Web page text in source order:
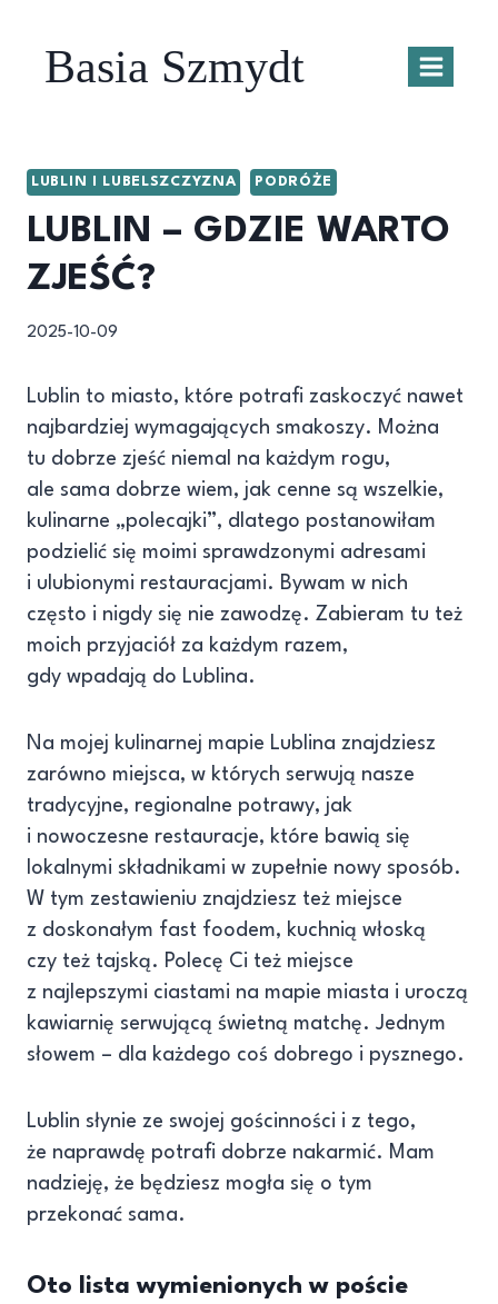
treściBasia Szmydt
LUBLIN I LUBELSZCZYZNA PODRÓŻE
LUBLIN – GDZIE WARTO
ZJEŚĆ?
2025-10-09
Lublin to miasto, które potrafi zaskoczyć nawet
najbardziej wymagających smakoszy. Można
tu dobrze zjeść niemal na każdym rogu,
ale sama dobrze wiem, jak cenne są wszelkie,
kulinarne „polecajki”, dlatego postanowiłam
podzielić się moimi sprawdzonymi adresami
i ulubionymi restauracjami. Bywam w nich
często i nigdy się nie zawodzę. Zabieram tu też
moich przyjaciół za każdym razem,
gdy wpadają do Lublina.
Na mojej kulinarnej mapie Lublina znajdziesz
zarówno miejsca, w których serwują nasze
tradycyjne, regionalne potrawy, jak
i nowoczesne restauracje, które bawią się
lokalnymi składnikami w zupełnie nowy sposób.
W tym zestawieniu znajdziesz też miejsce
z doskonałym fast foodem, kuchnią włoską
czy też tajską. Polecę Ci też miejsce
z najlepszymi ciastami na mapie miasta i uroczą
kawiarnię serwującą świetną matchę. Jednym
słowem – dla każdego coś dobrego i pysznego.
Lublin słynie ze swojej gościnności i z tego,
że naprawdę potrafi dobrze nakarmić. Mam
nadzieję, że będziesz mogła się o tym
przekonać sama.
Oto lista wymienionych w poście